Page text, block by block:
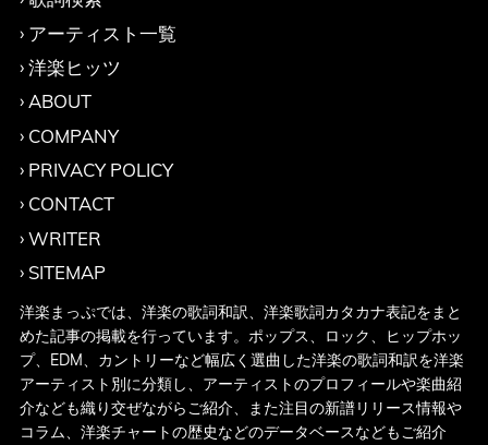
アーティスト一覧
洋楽ヒッツ
ABOUT
COMPANY
PRIVACY POLICY
CONTACT
WRITER
SITEMAP
洋楽まっぷでは、洋楽の歌詞和訳、洋楽歌詞カタカナ表記をまと
めた記事の掲載を行っています。ポップス、ロック、ヒップホッ
プ、EDM、カントリーなど幅広く選曲した洋楽の歌詞和訳を洋楽
アーティスト別に分類し、アーティストのプロフィールや楽曲紹
介なども織り交ぜながらご紹介、また注目の新譜リリース情報や
コラム、洋楽チャートの歴史などのデータベースなどもご紹介